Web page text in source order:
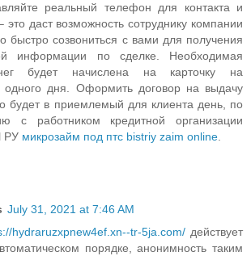
реальный телефон для контакта и
это даст возможность сотруднику компании
быстро созвониться с вами для получения
информации по сделке. Необходимая
будет начислена на карточку на
одного дня. Оформить договор на выдачу
будет в приемлемый для клиента день, по
с работником кредитной организации
РУ микрозайм под птс bistriy zaim online.
July 31, 2021 at 7:46 AM
hydraruzxpnew4ef.xn--tr-5ja.com/ действует
порядке, анонимность таким